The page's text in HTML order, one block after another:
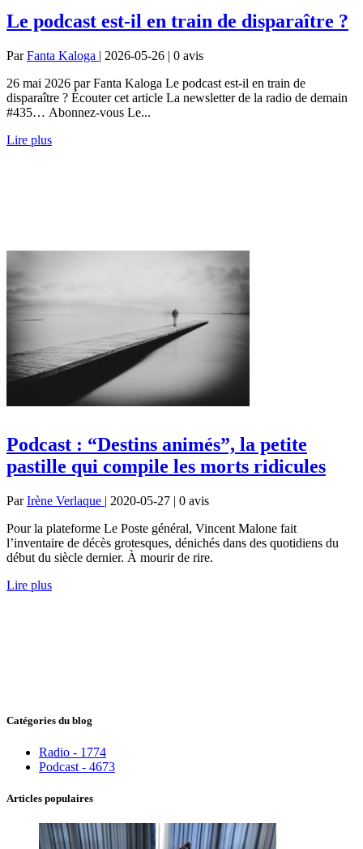
Le podcast est-il en train de disparaître ?
ParFanta Kaloga | 2026-05-26 | 0 avis
26 mai 2026 par Fanta Kaloga Le podcast est-il en train de
disparaître ? Écouter cet article La newsletter de la radio de demain
#435… Abonnez-vous Le...
Lire plus
Podcast : “Destins animés”, la petite
pastille qui compile les morts ridicules
ParIrène Verlaque | 2020-05-27 | 0 avis
Pour la plateforme Le Poste général, Vincent Malone fait
l’inventaire de décès grotesques, dénichés dans des quotidiens du
début du siècle dernier. À mourir de rire.
Lire plus
Catégories du blog
Radio - 1774
Podcast - 4673
Articles populaires